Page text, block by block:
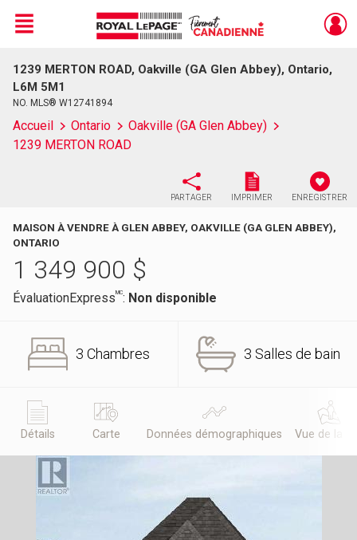
Live
En Direct
Menu
1239 MERTON ROAD, Oakville (GA Glen Abbey), Ontario,
L6M 5M1
NO. MLS® W12741894
Accueil Ontario
Oakville (GA Glen Abbey)
1239 MERTON ROAD
PARTAGER IMPRIMER ENREGISTRER
MAISON À VENDRE À GLEN ABBEY, OAKVILLE (GA GLEN ABBEY),
ONTARIO
1 349 900 $
ÉvaluationExpressMC: Non disponible
3 Chambres 3 Salles de bain
Détails Carte Données démographiques Vue de la